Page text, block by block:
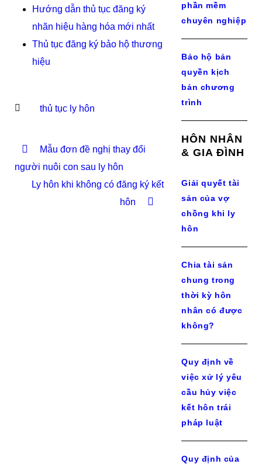
Hướng dẫn thủ tục đăng ký
nhãn hiệu hàng hóa mới nhất
Thủ tục đăng ký bảo hộ thương
hiệu
thủ tục ly hôn
Mẫu đơn đề nghị thay đổi
người nuôi con sau ly hôn
Ly hôn khi không có đăng ký kết
hôn
phần mềm
chuyên nghiệp
Bảo hộ bản
quyền kịch
bản chương
trình
HÔN NHÂN
& GIA ĐÌNH
Giải quyết tài
sản của vợ
chồng khi ly
hôn
Chia tài sản
chung trong
thời kỳ hôn
nhân có được
không?
Quy định về
việc xử lý yêu
cầu hủy việc
kết hôn trái
pháp luật
Quy định của